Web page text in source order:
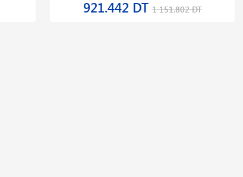
921.442 DT1 151.802 DT